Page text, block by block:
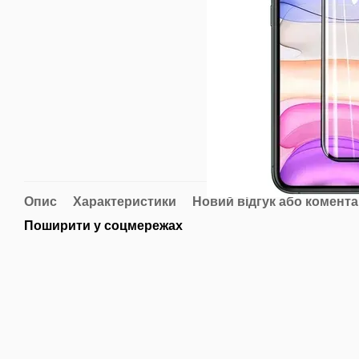
Опис Характеристики
Новий відгук або
Поширити у соцмережах